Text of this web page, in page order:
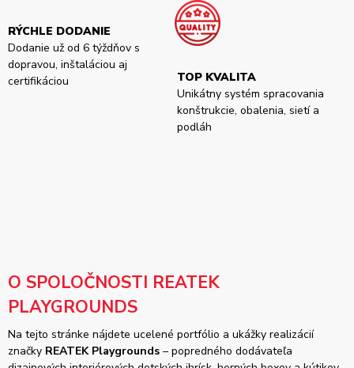
RÝCHLE DODANIE
Dodanie už od 6 týždňov s
dopravou, inštaláciou aj
certifikáciou
TOP KVALITA
Unikátny systém spracovania
konštrukcie, obalenia, sietí a
podláh
O SPOLOČNOSTI REATEK
PLAYGROUNDS
Na tejto stránke nájdete ucelené portfólio a ukážky realizácií
značky REATEK Playgrounds – popredného dodávateľa